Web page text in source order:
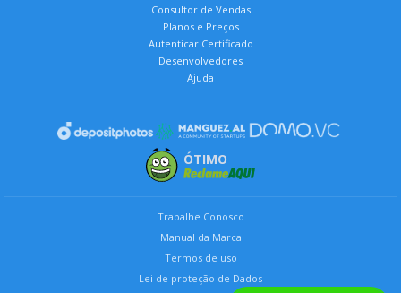
Consultor de Vendas
Planos e Preços
Autenticar Certificado
Desenvolvedores
Ajuda
ÓTIMO
Trabalhe Conosco
Manual da Marca
Termos de uso
Lei de proteção de Dados